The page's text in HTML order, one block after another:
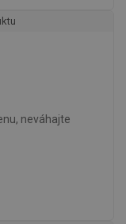
neváhajte